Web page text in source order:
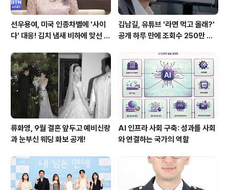
선우용여, 미국 인종차별에 '사이
다' 대응! 김치 냄새 비하에 맞선 통
김남길, 유튜브 '라면 먹고 올래?'
공개 하루 만에 조회수 250만 돌
류화영, 9월 결혼 앞두고 예비신랑
과 눈부신 웨딩 화보 공개!
AI 인프라 사회 구축: 성과를 사회
와 연결하는 국가의 역할